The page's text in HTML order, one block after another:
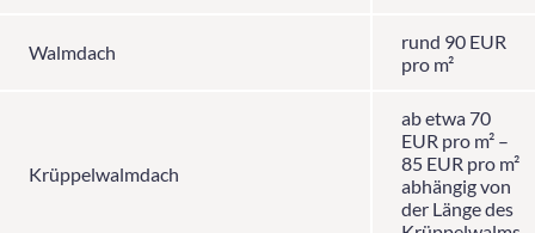
Walmdach
rund 90 EUR
pro m²
Krüppelwalmdach
ab etwa 70
EUR pro m² –
85 EUR pro m²
abhängig von
der Länge des